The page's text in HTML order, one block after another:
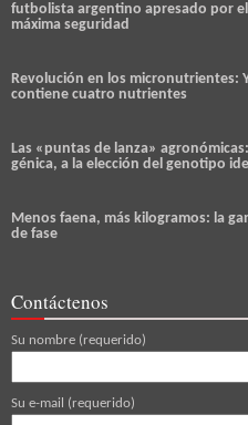
futbolista argentino apresado por el
máxima seguridad
Revolución en los micronutrientes:
contiene cuatro nutrientes
Las «puntas de lanza»
génica, a la elección del genotipo
Menos faena, más kilogramos: la
de fase
Contáctenos
Su nombre (requerido)
Su e-mail (requerido)